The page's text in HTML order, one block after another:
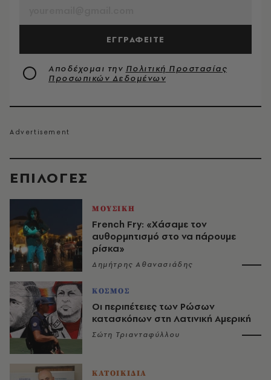
EΠΙΛΟΓΈΣ
ΜΟΥΣΙΚΗ
French Fry: «Χάσαμε τον
αυθορμητισμό στο να πάρουμε
ρίσκα»
Δημήτρης Αθανασιάδης
ΚΟΣΜΟΣ
Οι περιπέτειες των Ρώσων
κατασκόπων στη Λατινική Αμερική
Σώτη Τριανταφύλλου
ΚΑΤΟΙΚΙΔΙΑ
ΕΓΓΡΑΦΕΙΤΕ
Αποδέχομαι την Πολιτική Προστασίας
Προσωπικών Δεδομένων